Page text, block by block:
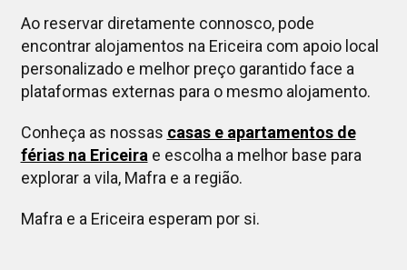
Ao reservar diretamente connosco, pode
encontrar alojamentos na Ericeira com apoio local
personalizado e melhor preço garantido face a
plataformas externas para o mesmo alojamento.
Conheça as nossas casas e apartamentos de
férias na Ericeira e escolha a melhor base para
explorar a vila, Mafra e a região.
Mafra e a Ericeira esperam por si.